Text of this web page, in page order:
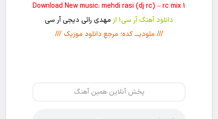
Download New music: mehdi rasi (dj rc) – rc mix 1
دانلود آهنگ آر سی۱ از
مهدی راثی دیجی آر سی
/// ملودیـــ کده؛ مرجع دانلود موزیک ///
پخش آنلاین همین آهنگ